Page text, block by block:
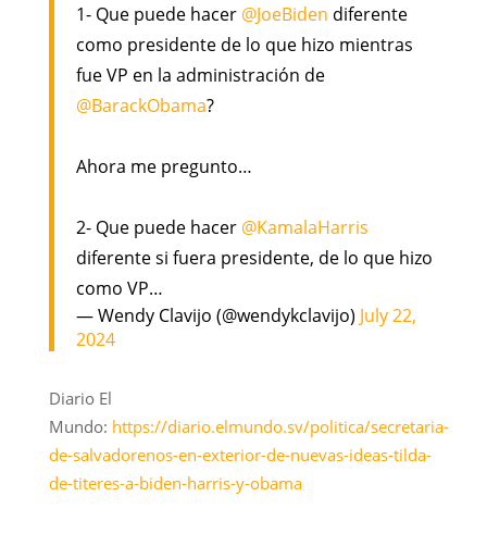
1- Que puede hacer @JoeBiden diferente
como presidente de lo que hizo mientras
fue VP en la administración de
@BarackObama?
Ahora me pregunto…
2- Que puede hacer @KamalaHarris
diferente si fuera presidente, de lo que hizo
como VP…
— Wendy Clavijo (@wendykclavijo) July 22,
2024
Diario El
Mundo: https://diario.elmundo.sv/politica/secretaria-
de-salvadorenos-en-exterior-de-nuevas-ideas-tilda-
de-titeres-a-biden-harris-y-obama